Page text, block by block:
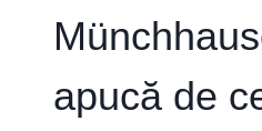
apucă de